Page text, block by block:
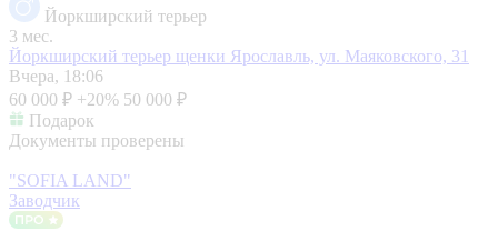
Йоркширский терьер
3 мес.
Йоркширский терьер щенки Ярославль, ул. Маяковского, 31
Вчера, 18:06
60 000 ₽ +20% 50 000 ₽
Подарок
Документы проверены
"SOFIA LAND"
Заводчик